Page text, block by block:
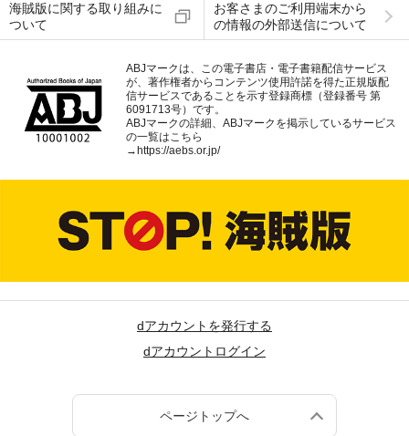
海賊版に関する取り組みに
ついて
お客さまのご利用端末から
の情報の外部送信について
ABJマークは、この電子書店・電子書籍配信サービス
が、著作権者からコンテンツ使用許諾を得た正規版配
信サービスであることを示す登録商標（登録番号 第
6091713号）です。
ABJマークの詳細、ABJマークを掲示しているサービス
の一覧はこちら
→ https://aebs.or.jp/
dアカウントを発行する
dアカウントログイン
ページトップへ